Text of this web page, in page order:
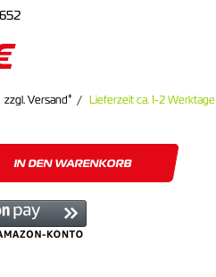
zzgl. Versand* Lieferzeit ca. 1-2 Werktage
IN DEN WARENKORB